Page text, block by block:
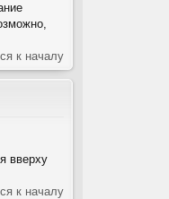
к началу
вверху
к началу